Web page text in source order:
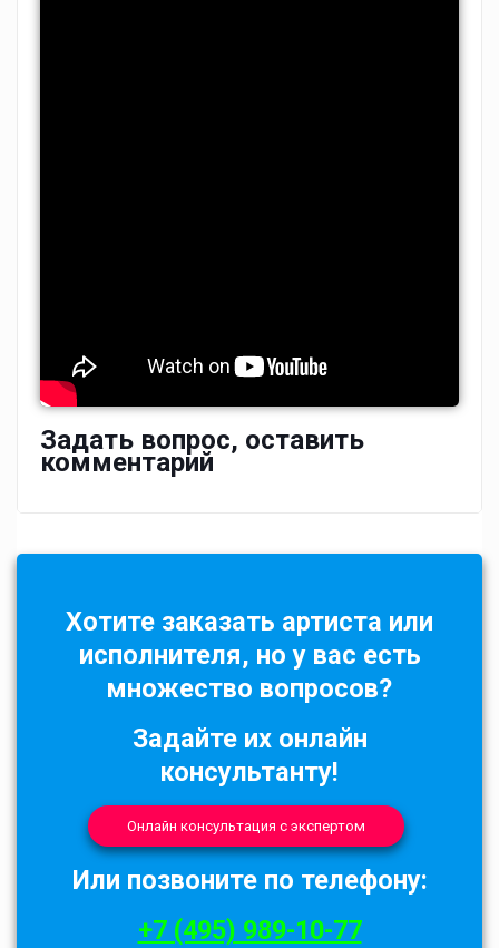
Задать вопрос, оставить
комментарий
Хотите заказать артиста или
исполнителя, но у вас есть
множество вопросов?
Задайте их онлайн
консультанту!
Онлайн консультация с экспертом
Или позвоните по телефону:
+7 (495) 989-10-77